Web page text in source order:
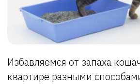
Избавляемся от запаха
квартире разными